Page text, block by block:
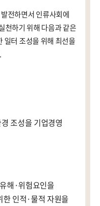
전하면서 인류사회에
천하기 위해 다음과 같은
일터 조성을 위해 최선을
조성을 기업경영
해·위험요인을
인적·물적 자원을